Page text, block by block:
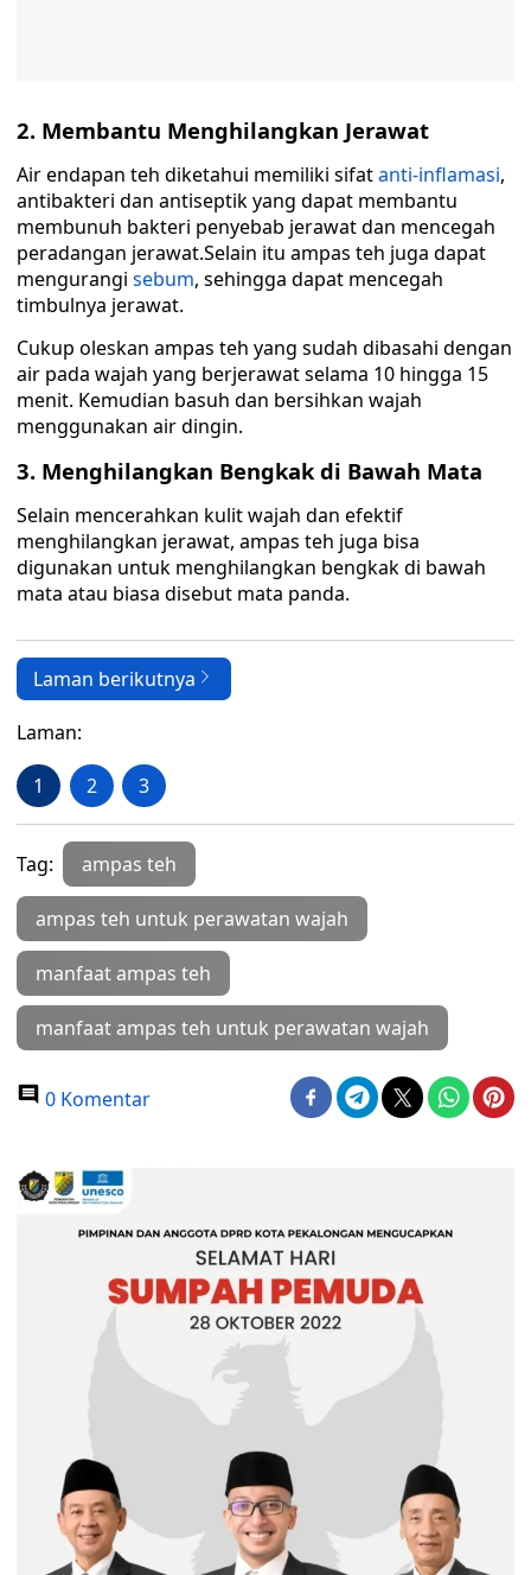
2. Membantu Menghilangkan Jerawat
Air endapan teh diketahui memiliki sifatanti-inflamasi,
antibakteri dan antiseptik yang dapat membantu
membunuh bakteri penyebab jerawat dan mencegah
peradangan jerawat.Selain itu ampas teh juga dapat
mengurangi sebum, sehingga dapat mencegah
timbulnya jerawat.
Cukup oleskan ampas teh yang sudah dibasahi dengan
air pada wajah yang berjerawat selama 10 hingga 15
menit. Kemudian basuh dan bersihkan wajah
menggunakan air dingin.
3. Menghilangkan Bengkak di Bawah Mata
Selain mencerahkan kulit wajah dan efektif
menghilangkan jerawat, ampas teh juga bisa
digunakan untuk menghilangkan bengkak di bawah
mata atau biasa disebut mata panda.
Laman berikutnya
Laman:
1 2 3
Tag: ampas teh
ampas teh untuk perawatan wajah
manfaat ampas teh
manfaat ampas teh untuk perawatan wajah
0 Komentar